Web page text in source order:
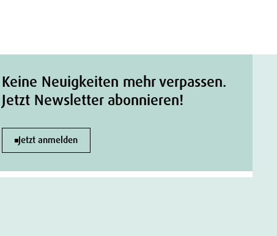
Keine Neuigkeiten mehr verpassen.
Jetzt Newsletter abonnieren!
Jetzt anmelden